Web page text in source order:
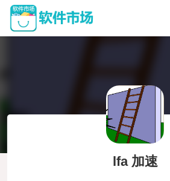
lfa 加速